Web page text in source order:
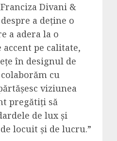
Divani &
a deține o
a adera la o
pe calitate,
în designul de
cu
viziunea
pregătiți să
de lux și
locuit și de lucru.”